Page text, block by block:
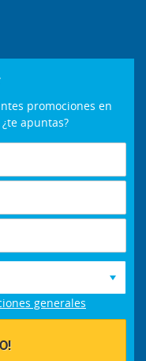
promociones en
apuntas?
generales